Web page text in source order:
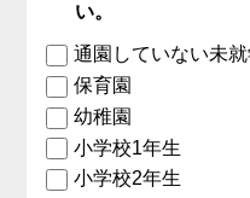
い。
通園していない未就
保育園
幼稚園
小学校1年生
小学校2年生